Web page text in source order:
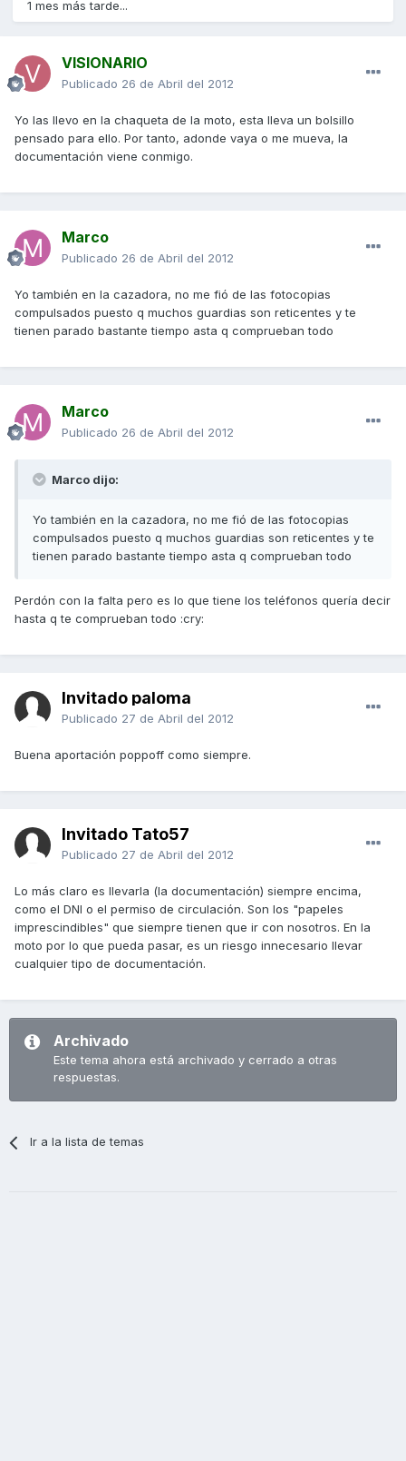
1 mes más tarde...
VISIONARIO
Publicado 26 de Abril del 2012
Yo las llevo en la chaqueta de la moto, esta lleva un bolsillo
pensado para ello. Por tanto, adonde vaya o me mueva, la
documentación viene conmigo.
Marco
Publicado 26 de Abril del 2012
Yo también en la cazadora, no me fió de las fotocopias
compulsados puesto q muchos guardias son reticentes y te
tienen parado bastante tiempo asta q comprueban todo
Marco
Publicado 26 de Abril del 2012
Marco dijo:
Yo también en la cazadora, no me fió de las fotocopias
compulsados puesto q muchos guardias son reticentes y te
tienen parado bastante tiempo asta q comprueban todo
Perdón con la falta pero es lo que tiene los teléfonos quería decir
hasta q te comprueban todo :cry:
Invitado paloma
Publicado 27 de Abril del 2012
Buena aportación poppoff como siempre.
Invitado Tato57
Publicado 27 de Abril del 2012
Lo más claro es llevarla (la documentación) siempre encima,
como el DNI o el permiso de circulación. Son los "papeles
imprescindibles" que siempre tienen que ir con nosotros. En la
moto por lo que pueda pasar, es un riesgo innecesario llevar
cualquier tipo de documentación.
Archivado
Este tema ahora está archivado y cerrado a otras
respuestas.
Ir a la lista de temas